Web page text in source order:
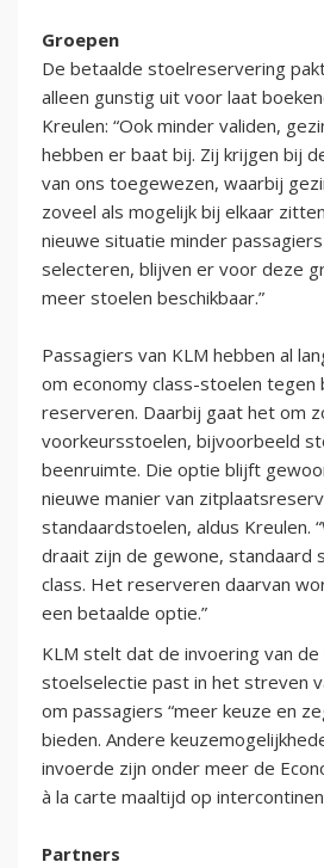
Groepen
De betaalde stoelreservering
alleen gunstig uit voor laat
Kreulen: “Ook minder validen,
hebben er baat bij. Zij krijgen bij
van ons toegewezen, waarbij
zoveel als mogelijk bij elkaar
nieuwe situatie minder
selecteren, blijven er voor deze
meer stoelen beschikbaar.”
Passagiers van KLM hebben al
om economy class-stoelen tegen
reserveren. Daarbij gaat het om
voorkeursstoelen, bijvoorbeeld
beenruimte. Die optie blijft
nieuwe manier van
standaardstoelen, aldus Kreulen.
draait zijn de gewone, standaard
class. Het reserveren daarvan
een betaalde optie.”
KLM stelt dat de invoering van
stoelselectie past in het streven
om passagiers “meer keuze en
bieden. Andere
invoerde zijn onder meer de
à la carte maaltijd op
Partners